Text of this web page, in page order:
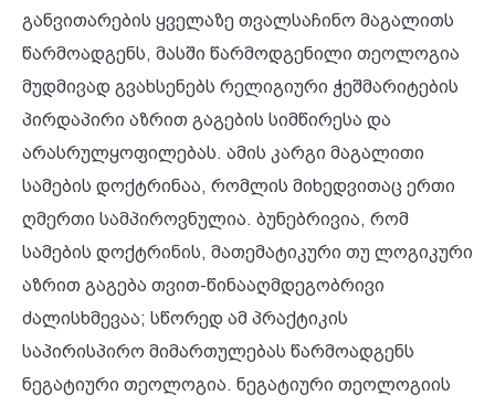
განვითარების ყველაზე თვალსაჩინო მაგალითს
წარმოადგენს, მასში წარმოდგენილი თეოლოგია
მუდმივად გვახსენებს რელიგიური ჭეშმარიტების
პირდაპირი აზრით გაგების სიმწირესა და
არასრულყოფილებას. ამის კარგი მაგალითი
სამების დოქტრინაა, რომლის მიხედვითაც ერთი
ღმერთი სამპიროვნულია. ბუნებრივია, რომ
სამების დოქტრინის, მათემატიკური თუ ლოგიკური
აზრით გაგება თვით-წინააღმდეგობრივი
ძალისხმევაა; სწორედ ამ პრაქტიკის
საპირისპირო მიმართულებას წარმოადგენს
ნეგატიური თეოლოგია. ნეგატიური თეოლოგიის